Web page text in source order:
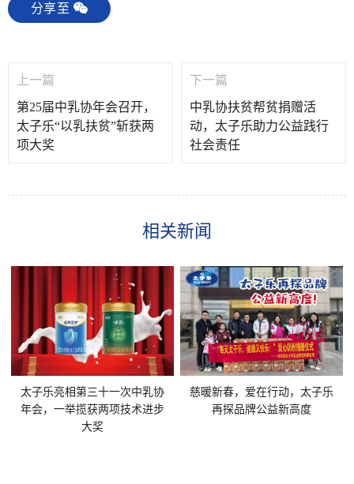
分享至
上一篇
第25届中乳协年会召开，
太子乐“以乳扶贫”斩获两
项大奖
下一篇
中乳协扶贫帮贫捐赠活
动，太子乐助力公益践行
社会责任
相关新闻
太子乐亮相第三十一次中乳协
年会，一举揽获两项技术进步
大奖
慈暖新春，爱在行动，太子乐
再探品牌公益新高度